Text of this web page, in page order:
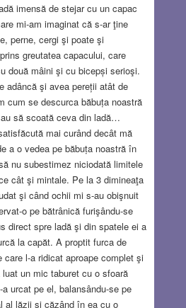
imensă de stejar cu un capac
mi-am imaginat că s-ar ţine
perne, cergi şi poate şi
greutatea capacului, care
două mâini şi cu bicepși serioşi.
adâncă şi avea pereții atât de
cum se descurca băbuṭa noastră
să scoată ceva din ladă…
mai curând decât mă
a o vedea pe băbuṭa noastră în
nu subestimez niciodată limitele
cât şi mintale. Pe la 3 dimineaţa
şi când ochii mi s-au obişnuit
o pe bătrânică furişându-se
direct spre ladă şi din spatele ei a
la capăt. A proptit furca de
care l-a ridicat aproape complet şi
un mic taburet cu o sfoară
urcat pe el, balansându-se pe
al lăzii şi căzând în ea cu o